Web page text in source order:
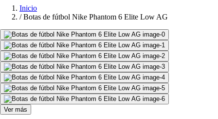
Inicio
/ Botas de fútbol Nike Phantom 6 Elite Low AG
Ver más